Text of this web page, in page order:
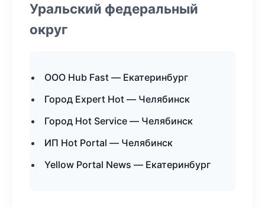
Уральский федеральный
округ
ООО Hub Fast — Екатеринбург
Город Expert Hot — Челябинск
Город Hot Service — Челябинск
ИП Hot Portal — Челябинск
Yellow Portal News — Екатеринбург